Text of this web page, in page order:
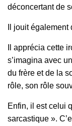
déconcertant de
Il jouit
Il apprécia cette
s’imagina avec
du frère et de la
rôle, son rôle
Enfin, il est celui
sarcastique ».